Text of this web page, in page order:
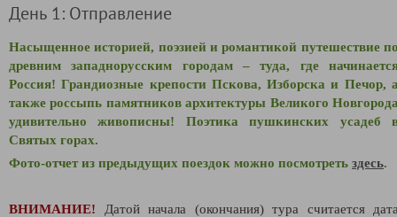
День 1: Отправление
Насыщенное историей, поэзией и романтикой путешествие
древним западнорусским городам – туда, где
Россия! Грандиозные крепости Пскова, Изборска и Печор,
также россыпь памятников архитектуры Великого
удивительно живописны! Поэтика пушкинских усадеб
Святых горах.
Фото-отчет из предыдущих поездок можно посмотреть здесь.
ВНИМАНИЕ!
Датой начала (окончания) тура считается